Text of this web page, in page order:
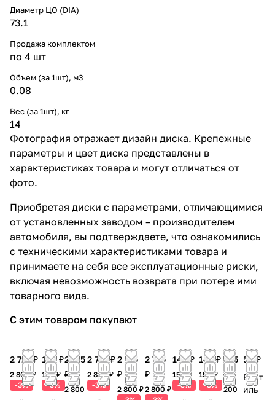
Диаметр ЦО (DIA)
73.1
Продажа комплектом
по 4 шт
Объем (за 1шт), м3
0.08
Вес (за 1шт), кг
14
Фотография отражает дизайн диска. Крепежные
параметры и цвет диска представлены в
характеристиках товара и могут отличаться от
фото.
Приобретая диски с параметрами, отличающимися
от установленных заводом – производителем
автомобиля, вы подтверждаете, что ознакомились
с техническими характеристиками товара и
принимаете на себя все эксплуатационные риски,
включая невозможность возврата при потере ими
товарного вида.
С этим товаром покупают
2 715 ₽
2 800 ₽
-3%
145 ₽
150 ₽
-3%
2 715
₽
2 800
2 715 ₽
2 800 ₽
-3%
2 715
₽
2 800 ₽
2 715
₽
2 800 ₽
145 ₽
150 ₽
-3%
145 ₽
150 ₽
-3%
195
₽
200
50 ₽
Вент
иль